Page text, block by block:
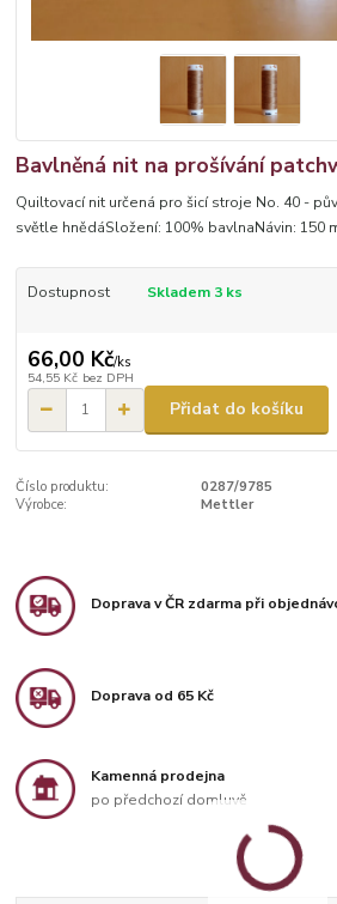
Bavlněná nit na prošívání
Quiltovací nit určená pro šicí stroje No. 40 -
světle hnědáSložení: 100% bavlnaNávin: 150
Dostupnost Skladem 3 ks
66,00 Kč/ks
54,55 Kč bez DPH
Přidat do košíku
Číslo produktu:
0287/9785
Výrobce:
Mettler
Doprava v ČR zdarma při
Doprava od 65 Kč
Kamenná prodejna
po předchozí domluvě